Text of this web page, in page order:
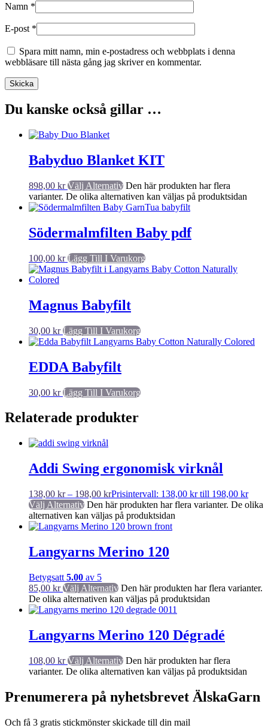
Namn *
E-post *
Spara mitt namn, min e-postadress och webbplats i denna
webbläsare till nästa gång jag skriver en kommentar.
Du kanske också gillar …
Babyduo Blanket KIT
898,00 kr Välj Alternativ Den här produkten har flera
varianter. De olika alternativen kan väljas på produktsidan
Södermalmfilten Baby pdf
100,00 kr Lägg Till I Varukorg
Magnus Babyfilt
30,00 kr Lägg Till I Varukorg
EDDA Babyfilt
30,00 kr Lägg Till I Varukorg
Relaterade produkter
Addi Swing ergonomisk virknål
138,00 kr – 198,00 krPrisintervall: 138,00 kr till 198,00 kr
Välj Alternativ Den här produkten har flera varianter. De olika
alternativen kan väljas på produktsidan
Langyarns Merino 120
Betygsatt 5.00 av 5
85,00 kr Välj Alternativ Den här produkten har flera varianter.
De olika alternativen kan väljas på produktsidan
Langyarns Merino 120 Dégradé
108,00 kr Välj Alternativ Den här produkten har flera
varianter. De olika alternativen kan väljas på produktsidan
Prenumerera på nyhetsbrevet ÄlskaGarn
Och få 3 gratis stickmönster skickade till din mail